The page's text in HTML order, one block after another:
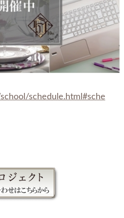
schedule.html#sche